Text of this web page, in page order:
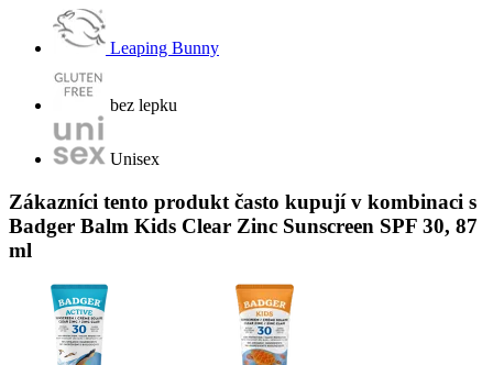
Leaping Bunny
bez lepku
Unisex
Zákazníci tento produkt často kupují v kombinaci s
Badger Balm Kids Clear Zinc Sunscreen SPF 30, 87
ml